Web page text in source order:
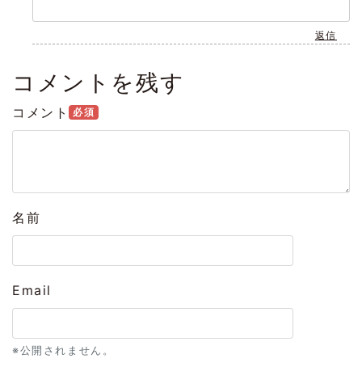
返信
コメントを残す
コメント 必須
名前
Email
※公開されません。